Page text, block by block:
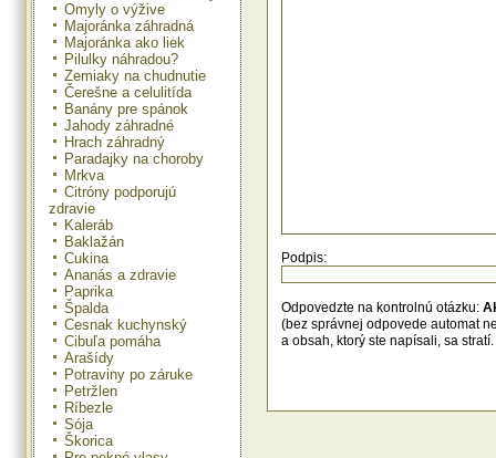
Omyly o výžive
Majoránka záhradná
Majoránka ako liek
Pilulky náhradou?
Zemiaky na chudnutie
Čerešne a celulitída
Banány pre spánok
Jahody záhradné
Hrach záhradný
Paradajky na choroby
Mrkva
Citróny podporujú
zdravie
Kaleráb
Baklažán
Cukina
Ananás a zdravie
Paprika
Špalda
Cesnak kuchynský
Cibuľa pomáha
Arašídy
Potraviny po záruke
Petržlen
Ríbezle
Sója
Škorica
Podpis:
Odpovedzte na kontrolnú otázku:
(bez správnej odpovede automat
a obsah, ktorý ste napísali, sa